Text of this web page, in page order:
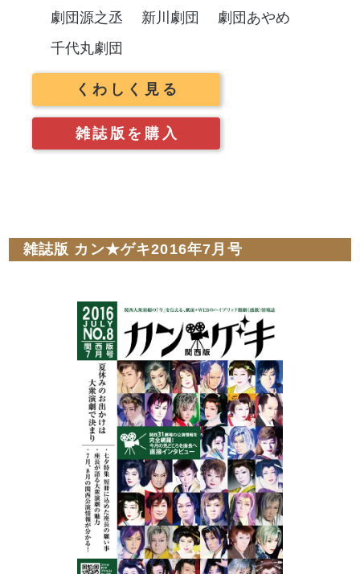
劇団源之丞
新川劇団
劇団あやめ
千代丸劇団
くわしく見る
雑誌版を購入
雑誌版 カン★ゲキ2016年7月号